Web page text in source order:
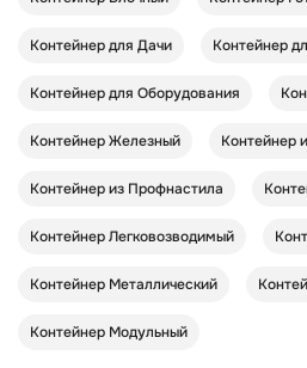
Контейнер для Дачи Контейнер
Контейнер для Оборудования
Контейнер Железный Контейнер
Контейнер из Профнастила
Контейнер Легковозводимый
Контейнер Металлический
Контейнер Модульный